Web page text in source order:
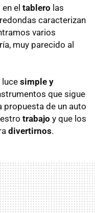
el tablero las
caracterizan
varios
muy parecido al
luce simple y
que sigue
propuesta de un auto
trabajo y que los
divertirnos.